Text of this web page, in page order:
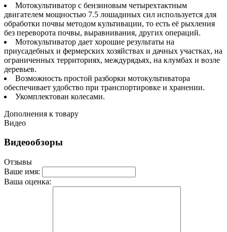
Мотокультиватор с бензиновым четырехтактным
двигателем мощностью 7.5 лошадиных сил используется для
обработки почвы методом культивации, то есть её рыхления
без переворота почвы, выравнивания, других операций.
Мотокультиватор дает хорошие результаты на
приусадебных и фермерских хозяйствах и дачных участках, на
ограниченных территориях, междурядьях, на клумбах и возле
деревьев.
Возможность простой разборки мотокультиватора
обеспечивает удобство при транспортировке и хранении.
Укомплектован колесами.
Дополнения к товару
Видео
Видеообзоры
Отзывы
Ваше имя:
Ваша оценка: